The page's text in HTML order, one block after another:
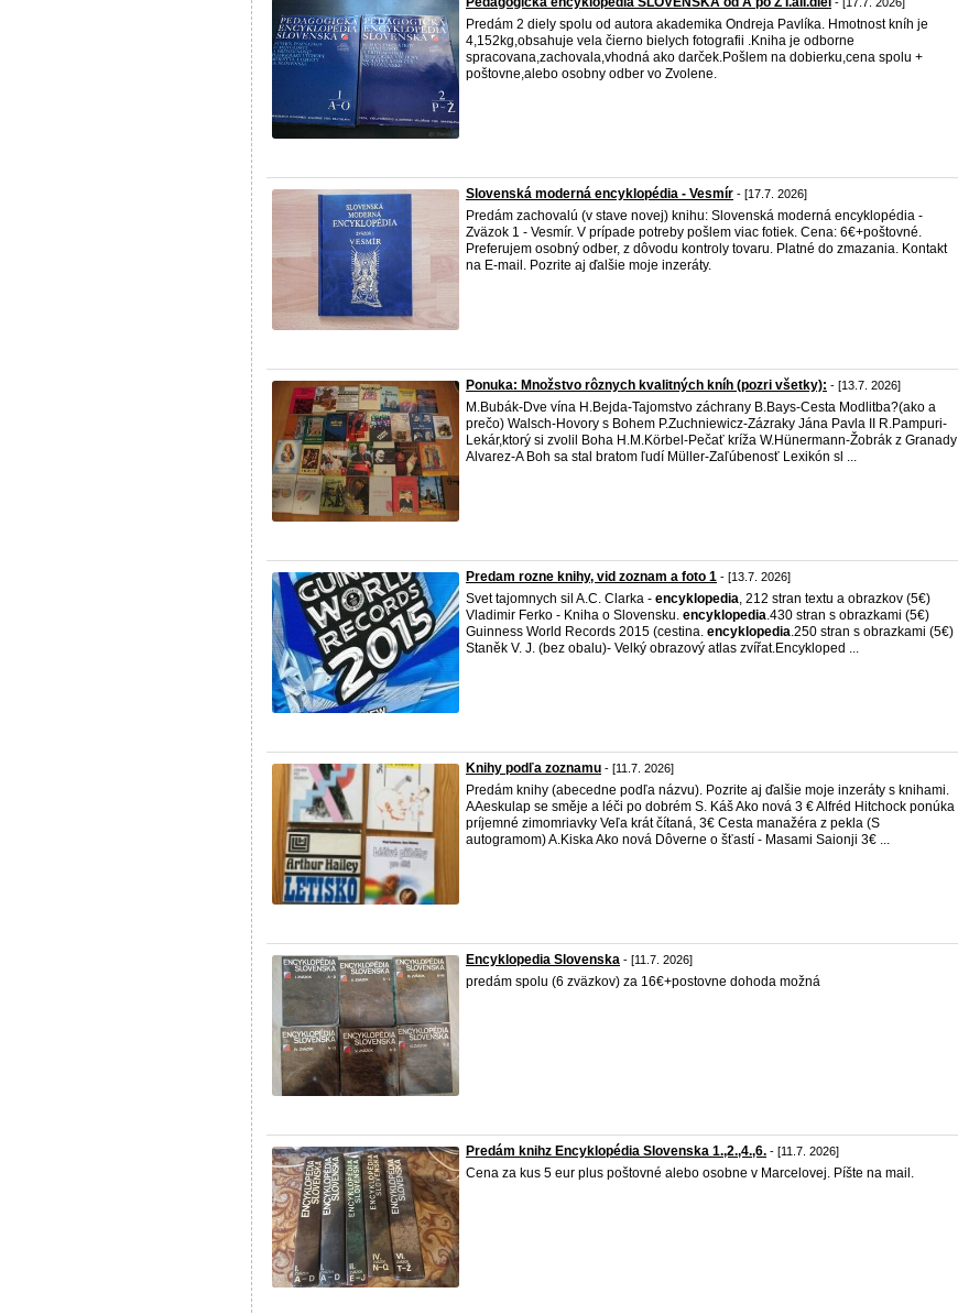
Predám 2 diely spolu od autora akademika Ondreja Pavlíka. Hmotnost kníh je
4,152kg,obsahuje vela čierno bielych fotografii .Kniha je odborne
spracovana,zachovala,vhodná ako darček.Pošlem na dobierku,cena spolu +
poštovne,alebo osobny odber vo Zvolene.
Slovenská moderná encyklopédia - Vesmír - [17.7. 2026]
Predám zachovalú (v stave novej) knihu: Slovenská moderná encyklopédia -
Zväzok 1 - Vesmír. V prípade potreby pošlem viac fotiek. Cena: 6€+poštovné.
Preferujem osobný odber, z dôvodu kontroly tovaru. Platné do zmazania. Kontakt
na E-mail. Pozrite aj ďalšie moje inzeráty.
Ponuka: Množstvo rôznych kvalitných kníh (pozri všetky): - [13.7. 2026]
M.Bubák-Dve vína H.Bejda-Tajomstvo záchrany B.Bays-Cesta Modlitba?(ako a
prečo) Walsch-Hovory s Bohem P.Zuchniewicz-Zázraky Jána Pavla II R.Pampuri-
Lekár,ktorý si zvolil Boha H.M.Körbel-Pečať kríža W.Hünermann-Žobrák z Granady
Alvarez-A Boh sa stal bratom ľudí Müller-Zaľúbenosť Lexikón sl ...
Predam rozne knihy, vid zoznam a foto 1 - [13.7. 2026]
Svet tajomnych sil A.C. Clarka - encyklopedia, 212 stran textu a obrazkov (5€)
Vladimir Ferko - Kniha o Slovensku. encyklopedia.430 stran s obrazkami (5€)
Guinness World Records 2015 (cestina. encyklopedia.250 stran s obrazkami (5€)
Staněk V. J. (bez obalu)- Velký obrazový atlas zvířat.Encykloped ...
Knihy podľa zoznamu - [11.7. 2026]
Predám knihy (abecedne podľa názvu). Pozrite aj ďalšie moje inzeráty s knihami.
AAeskulap se směje a léči po dobrém S. Káš Ako nová 3 € Alfréd Hitchock ponúka
príjemné zimomriavky Veľa krát čítaná, 3€ Cesta manažéra z pekla (S
autogramom) A.Kiska Ako nová Dôverne o šťastí - Masami Saionji 3€ ...
Encyklopedia Slovenska - [11.7. 2026]
predám spolu (6 zväzkov) za 16€+postovne dohoda možná
Predám knihz Encyklopédia Slovenska 1.,2.,4.,6. - [11.7. 2026]
Cena za kus 5 eur plus poštovné alebo osobne v Marcelovej. Píšte na mail.